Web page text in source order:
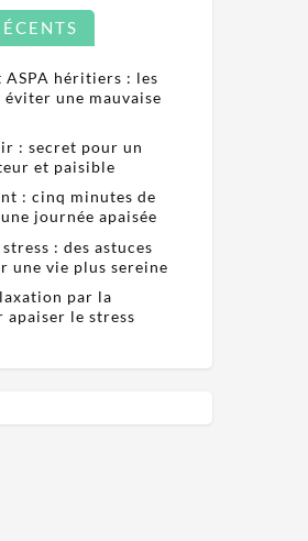
ASPA héritiers : les
une mauvaise
: secret pour un
et paisible
: cinq minutes de
journée apaisée
: des astuces
une vie plus sereine
par la
le stress